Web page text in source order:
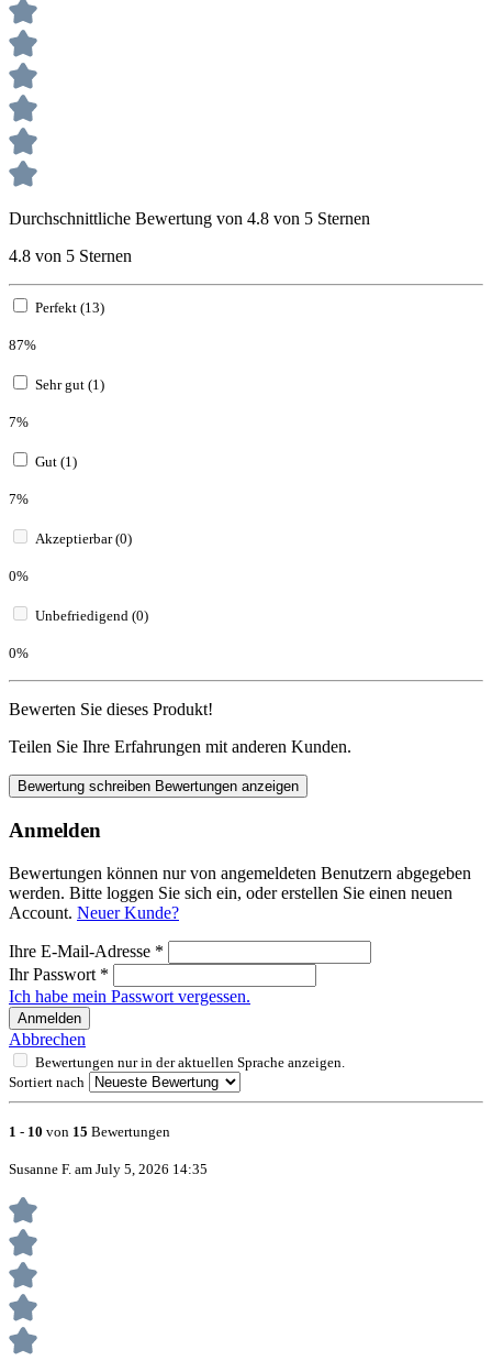
Durchschnittliche Bewertung von 4.8 von 5 Sternen
4.8 von 5 Sternen
Perfekt (13)
87%
Sehr gut (1)
7%
Gut (1)
7%
Akzeptierbar (0)
0%
Unbefriedigend (0)
0%
Bewerten Sie dieses Produkt!
Teilen Sie Ihre Erfahrungen mit anderen Kunden.
Bewertung schreiben Bewertungen anzeigen
Anmelden
Bewertungen können nur von angemeldeten Benutzern abgegeben
werden. Bitte loggen Sie sich ein, oder erstellen Sie einen neuen
Account. Neuer Kunde?
Ihre E-Mail-Adresse *
Ihr Passwort *
Ich habe mein Passwort vergessen.
Anmelden
Abbrechen
Bewertungen nur in der aktuellen Sprache anzeigen.
Sortiert nach
1 - 10 von 15 Bewertungen
Susanne F. am July 5, 2026 14:35